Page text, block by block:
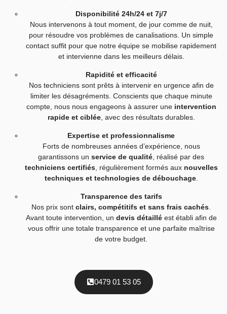
Disponibilité 24h/24 et 7j/7
Nous intervenons à tout moment, de jour comme de nuit,
pour résoudre vos problèmes de canalisations. Un simple
contact suffit pour que notre équipe se mobilise rapidement
et intervienne dans les meilleurs délais.
Rapidité et efficacité
Nos techniciens sont prêts à intervenir en urgence afin de
limiter les désagréments. Conscients que chaque minute
compte, nous nous engageons à assurer une intervention
rapide et ciblée, avec des résultats durables.
Expertise et professionnalisme
Forts de nombreuses années d’expérience, nous
garantissons un service de qualité , réalisé par des
techniciens certifiés, régulièrement formés aux nouvelles
techniques et technologies de débouchage.
Transparence des tarifs
Nos prix sont clairs, compétitifs et sans frais cachés
Avant toute intervention, un devis détailléest établi afin de
vous offrir une totale transparence et une parfaite maîtrise
de votre budget.
0479 01 53 05